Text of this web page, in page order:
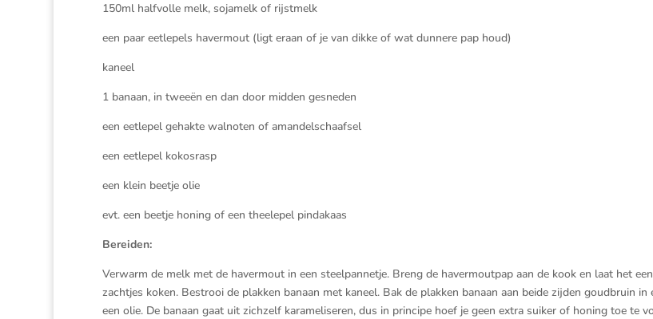
150ml halfvolle melk, sojamelk of rijstmelk
een paar eetlepels havermout (ligt eraan of je van dikke of wat dunnere pap houd)
kaneel
1 banaan, in tweeën en dan door midden gesneden
een eetlepel gehakte walnoten of amandelschaafsel
een eetlepel kokosrasp
een klein beetje olie
evt. een beetje honing of een theelepel pindakaas
Bereiden:
Verwarm de melk met de havermout in een steelpannetje. Breng de havermoutpap aan de kook en laat het
zachtjes koken. Bestrooi de plakken banaan met kaneel. Bak de plakken banaan aan beide zijden goudbruin in
een olie. De banaan gaat uit zichzelf karameliseren, dus in principe hoef je geen extra suiker of honing toe te